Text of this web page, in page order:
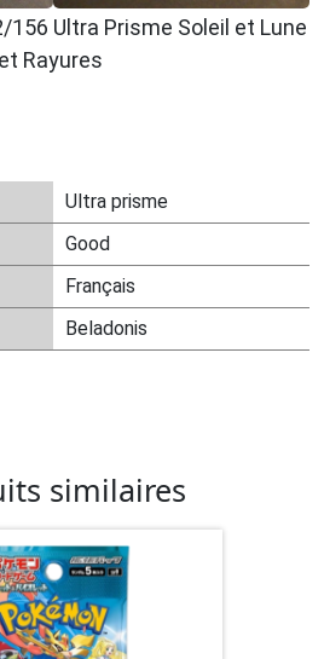
156 Ultra Prisme Soleil et Lune
Rayures
Ultra prisme
Good
Français
Beladonis
similaires